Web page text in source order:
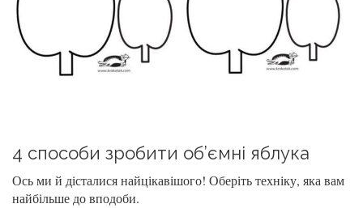
4 способи зробити об’ємні яблука
Ось ми й дісталися найцікавішого! Оберіть техніку, яка вам
найбільше до вподоби.